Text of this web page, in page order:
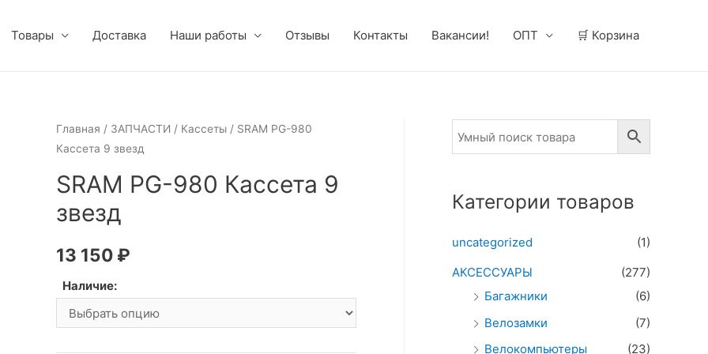
Товары Доставка Наши работы Отзывы Контакты Вакансии! ОПТ 🛒 Корзина
Главная / ЗАПЧАСТИ / Кассеты/ SRAM PG-980
Кассета 9 звезд
SRAM PG-980 Кассета 9
звезд
13 150 ₽
Наличие:
Категории товаров
uncategorized
(1)
АКСЕССУАРЫ
(277)
Багажники
(6)
Велозамки
(7)
Велокомпьютеры
(23)